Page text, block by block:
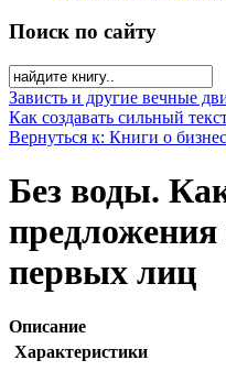
Поиск по сайту
Зависть и другие вечные
Как создавать сильный
Вернуться к: Книги о
Без воды.
первых лиц
Описание
Характеристики